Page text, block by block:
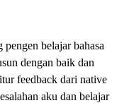
belajar bahasa
dengan baik dan
feedback dari native
aku dan belajar